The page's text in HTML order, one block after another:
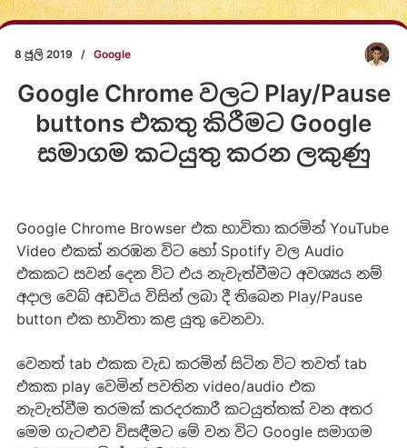
8 ජූලි 2019 / Google
Google Chrome වලට Play/Pause
buttons එකතු කිරීමට Google
සමාගම කටයුතු කරන ලකුණු
Google Chrome Browser එක භාවිතා කරමින් YouTube
Video එකක් නරඹන විට හෝ Spotify වල Audio
එකකට සවන් දෙන විට එය නැවැත්වීමට අවශ්‍යය නම්
අදාල වෙබ් අඩවිය විසින් ලබා දී තිබෙන Play/Pause
button එක භාවිතා කළ යුතු වෙනවා.
වෙනත් tab එකක වැඩ කරමින් සිටින විට තවත් tab
එකක play වෙමින් පවතින video/audio එක
නැවැත්වීම තරමක් කරදරකාරී කටයුත්තක් වන අතර
මෙම ගැටළුව විසඳීමට මේ වන විට Google සමාගම